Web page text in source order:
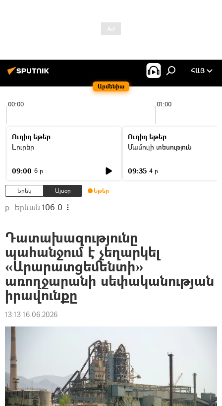
Արմենիա
ՀԱՅ
00:00 01:00
Ուղիղ եթեր
Լուրեր
09:00 6 ր
Ուղիղ եթեր
Մամուլի տեսություն
09:35 4 ր
Երեկ Այսօր Եթեր
ք. Երևան 106.0
Դատախազությունը
պահանջում է չեղարկել
«Արարատցեմենտի»
առողջարանի սեփականության
իրավունքը
13:13 16.06.2026